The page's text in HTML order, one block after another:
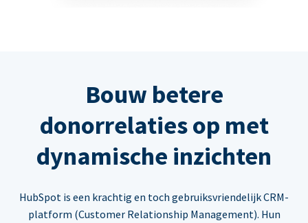
Bouw betere
donorrelaties op met
dynamische inzichten
HubSpot is een krachtig en toch gebruiksvriendelijk CRM-
platform (Customer Relationship Management). Hun